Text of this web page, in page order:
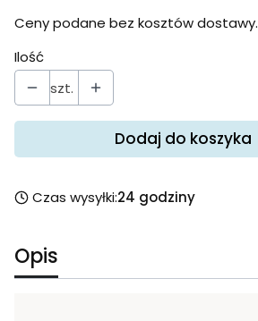
Ceny podane bez kosztów dostawy.
Ilość
szt.
Dodaj do koszyka
Czas wysyłki:24 godziny
Opis